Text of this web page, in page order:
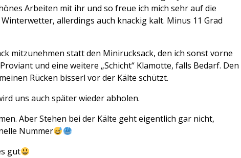
Arbeiten mit ihr und so freue ich mich sehr auf die
allerdings auch knackig kalt. Minus 11 Grad
mitzunehmen statt den Minirucksack, den ich sonst vorne
und eine weitere „Schicht“ Klamotte, falls Bedarf. Den
Rücken bisserl vor der Kälte schützt.
uns auch später wieder abholen.
Aber Stehen bei der Kälte geht eigentlich gar nicht,
Nummer
gut